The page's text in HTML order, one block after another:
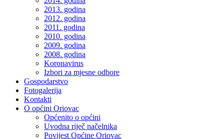
2013. godina
2012. godina
2011. godina
2010. godina
2009. godina
2008. godina
Koronavirus
Izbori za mjesne odbore
Gospodarstvo
Fotogalerija
Kontakti
O općini Oriovac
Općenito o općini
Uvodna riječ načelnika
Povijest Općine Oriovac